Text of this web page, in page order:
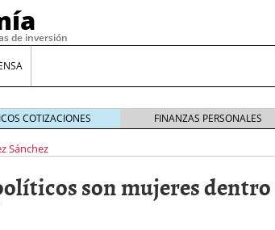
de inversión
COTIZACIONES FINANZAS PERSONALES
Sánchez
son mujeres dentro